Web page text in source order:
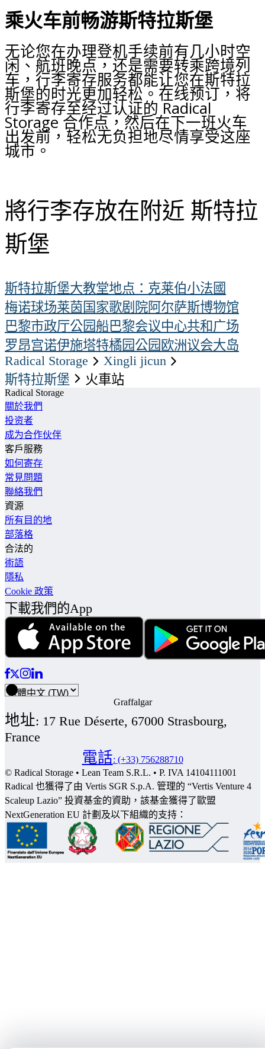
乘火车前畅游斯特拉斯堡
无论您在办理登机手续前有几小时空
闲、航班晚点，还是需要转乘跨境列
车，行李寄存服务都能让您在斯特拉
斯堡的时光更加轻松。在线预订，将
行李寄存至经过认证的 Radical
Storage 合作点，然后在下一班火车
出发前，轻松无负担地尽情享受这座
城市。
將行李存放在附近 斯特拉
斯堡
斯特拉斯堡大教堂地点：克莱伯小法國
梅诺球场莱茵国家歌剧院阿尔萨斯博物馆
巴黎市政厅公园 船巴黎会议中心共和广场
罗昂宫诺伊施塔特橘园公园 欧洲议会大岛
Radical Storage
xingli jicun
斯特拉斯堡
火車站
Radical Storage
關於我們
投资者
成为合作伙伴
客戶服務
如何寄存
常見問題
聯絡我們
資源
所有目的地
部落格
合法的
術語
隱私
Cookie 政策
下載我們的App
Graffalgar
地址: 17 Rue Déserte, 67000 Strasbourg,
France
電話: (+33) 756288710
© Radical Storage • Lean Team S.R.L. • P. IVA 14104111001
Radical 也獲得了由 Vertis SGR S.p.A. 管理的 “Vertis Venture 4
Scaleup Lazio” 投資基金的資助，該基金獲得了歐盟
NextGeneration EU 計劃及以下組織的支持：